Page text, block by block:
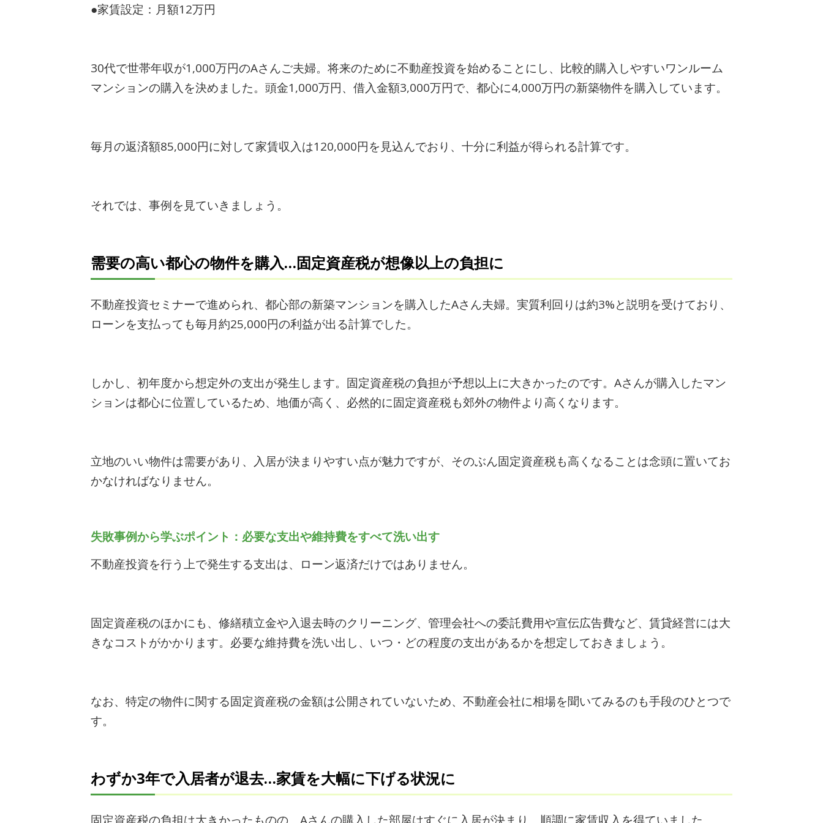
●家賃設定：月額12万円
30代で世帯年収が1,000万円のAさんご夫婦。将来のために不動産投資を始めることにし、比較的購入しやすいワンルーム
マンションの購入を決めました。頭金1,000万円、借入金額3,000万円で、都心に4,000万円の新築物件を購入しています。
毎月の返済額85,000円に対して家賃収入は120,000円を見込んでおり、十分に利益が得られる計算です。
それでは、事例を見ていきましょう。
需要の高い都心の物件を購入…固定資産税が想像以上の負担に
不動産投資セミナーで進められ、都心部の新築マンションを購入したAさん夫婦。実質利回りは約3%と説明を受けており、
ローンを支払っても毎月約25,000円の利益が出る計算でした。
しかし、初年度から想定外の支出が発生します。固定資産税の負担が予想以上に大きかったのです。Aさんが購入したマン
ションは都心に位置しているため、地価が高く、必然的に固定資産税も郊外の物件より高くなります。
立地のいい物件は需要があり、入居が決まりやすい点が魅力ですが、そのぶん固定資産税も高くなることは念頭に置いてお
かなければなりません。
失敗事例から学ぶポイント：必要な支出や維持費をすべて洗い出す
不動産投資を行う上で発生する支出は、ローン返済だけではありません。
固定資産税のほかにも、修繕積立金や入退去時のクリーニング、管理会社への委託費用や宣伝広告費など、賃貸経営には大
きなコストがかかります。必要な維持費を洗い出し、いつ・どの程度の支出があるかを想定しておきましょう。
なお、特定の物件に関する固定資産税の金額は公開されていないため、不動産会社に相場を聞いてみるのも手段のひとつで
す。
わずか3年で入居者が退去…家賃を大幅に下げる状況に
固定資産税の負担は大きかったものの、Aさんの購入した部屋はすぐに入居が決まり、順調に家賃収入を得ていました。